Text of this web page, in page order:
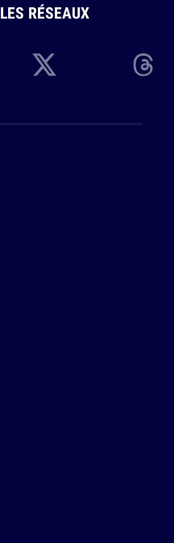
LES RÉSEAUX